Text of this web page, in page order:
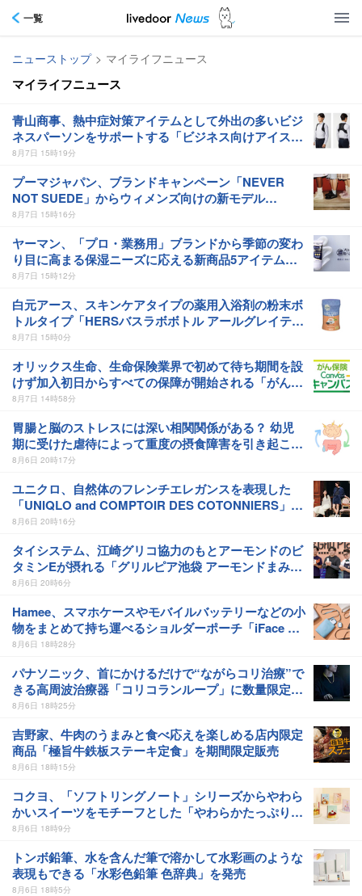
一覧
ニューストップ > マイライフニュース
マイライフニュース
青山商事、熱中症対策アイテムとして外出の多いビジ
ネスパーソンをサポートする「ビジネス向けアイスベ
スト」を発売
8月7日 15時19分
プーマジャパン、ブランドキャンペーン「NEVER
NOT SUEDE」からウィメンズ向けの新モデル
「SUEDE BLOOM」を発売
8月7日 15時16分
ヤーマン、「プロ・業務用」ブランドから季節の変わ
り目に高まる保湿ニーズに応える新商品5アイテムを
発売
8月7日 15時12分
白元アース、スキンケアタイプの薬用入浴剤の粉末ボ
トルタイプ「HERSバスラボボトル アールグレイティ
ーの香り 540g」を発売
8月7日 15時0分
オリックス生命、生命保険業界で初めて待ち期間を設
けず加入初日からすべての保障が開始される「がん保
険 Canvas」を発売
8月7日 14時58分
胃腸と脳のストレスには深い相関関係がある？ 幼児
期に受けた虐待によって重度の摂食障害を引き起こす
ことも
8月6日 20時17分
ユニクロ、自然体のフレンチエレガンスを表現した
「UNIQLO and COMPTOIR DES COTONNIERS」の
今年秋冬コレクションを発売
8月6日 20時16分
タイシステム、江崎グリコ協力のもとアーモンドのビ
タミンEが摂れる「グリルピア池袋 アーモンドまみれ
BBQフェス」を開催
8月6日 20時6分
Hamee、スマホケースやモバイルバッテリーなどの小
物をまとめて持ち運べるショルダーポーチ「iFace ク
ロスボディポーチ」を発売
8月6日 18時28分
パナソニック、首にかけるだけで“ながらコリ治療”で
きる高周波治療器「コリコランループ」に数量限定カ
ラー4色を追加し発売
8月6日 18時25分
吉野家、牛肉のうまみと食べ応えを楽しめる店内限定
商品「極旨牛鉄板ステーキ定食」を期間限定販売
8月6日 18時15分
コクヨ、「ソフトリングノート」シリーズからやわら
かいスイーツをモチーフとした「やわらかたっぷりス
イーツ」を発売
8月6日 18時9分
トンボ鉛筆、水を含んだ筆で溶かして水彩画のような
表現もできる「水彩色鉛筆 色辞典」を発売
8月6日 18時5分